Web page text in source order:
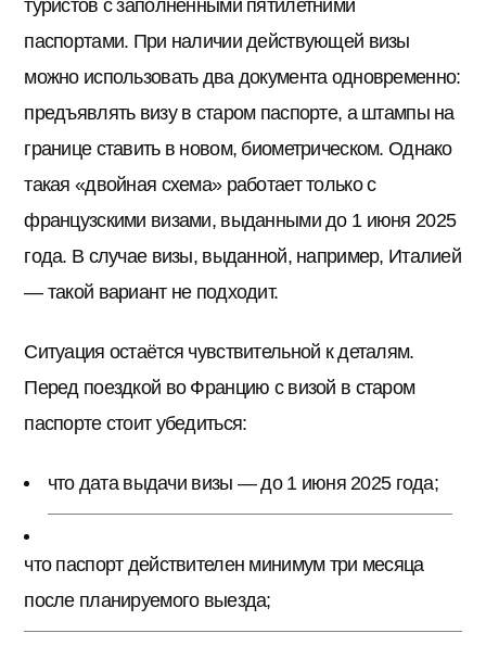
туристов с заполненными пятилетними
паспортами. При наличии действующей визы
можно использовать два документа одновременно:
предъявлять визу в старом паспорте, а штампы на
границе ставить в новом, биометрическом. Однако
такая «двойная схема» работает только с
французскими визами, выданными до 1 июня 2025
года. В случае визы, выданной, например, Италией
— такой вариант не подходит.
Ситуация остаётся чувствительной к деталям.
Перед поездкой во Францию с визой в старом
паспорте стоит убедиться:
что дата выдачи визы — до 1 июня 2025 года;
что паспорт действителен минимум три месяца
после планируемого выезда;